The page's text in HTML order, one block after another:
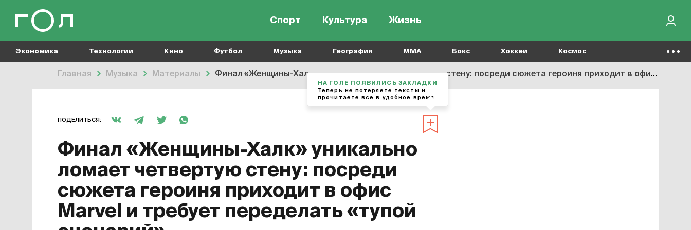
Спорт Культура Жизнь
Экономика Технологии Кино Футбол Музыка География MMA Бокс Хоккей Космос
Главная Музыка Материалы Финал «Женщины-Халк» уникально ломает четвертую стену: посреди сюжета героиня приходит в офис Marvel и требует переделать «тупой сценарий»
ПОДЕЛИТЬСЯ:
Финал «Женщины-Халк» уникально
ломает четвертую стену: посреди
сюжета героиня приходит в офис
Marvel и требует переделать «тупой
НА ГОЛЕ ПОЯВИЛИСЬ ЗАКЛАДКИ
Теперь не потеряете тексты и
прочитаете все в удобное время